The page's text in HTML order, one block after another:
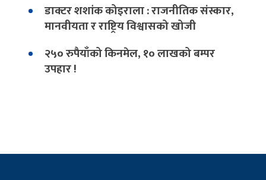
डाक्टर शशांक कोइराला : राजनीतिक संस्कार,
मानवीयता र राष्ट्रिय विश्वासको खोजी
२५० रुपैयाँको किनमेल, १० लाखको बम्पर
उपहार !